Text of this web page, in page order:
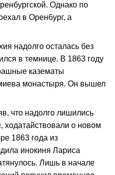
Однако по
в Оренбург, а
надолго осталась без
в темнице. В 1863 году
казематы
монастыря. Он вышел
что надолго лишились
ходатайствовали о новом
1863 года из
инокиня Лариса
Лишь в начале